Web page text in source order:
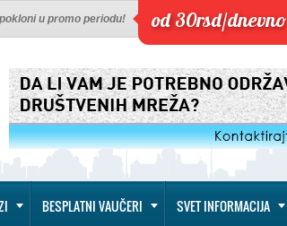
od 30rsd/dnevno
u promo periodu!
BESPLATNI VAUČERI SVET INFORMACIJA